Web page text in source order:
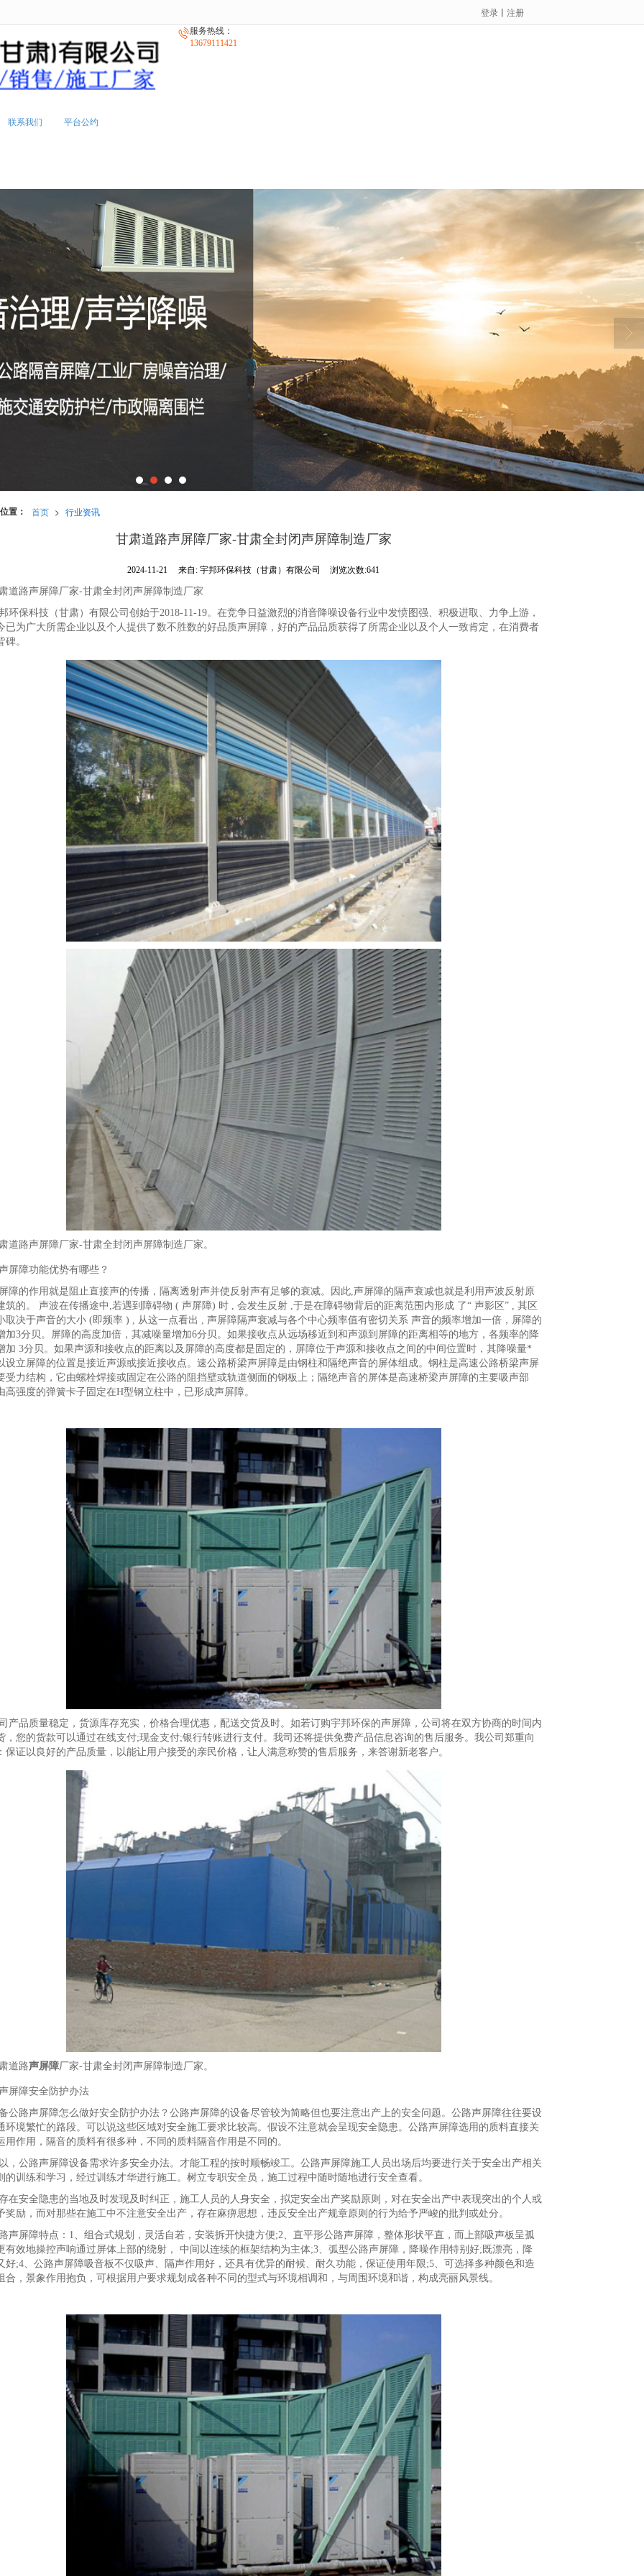
登录 丨 注册
服务热线：
13679111421
联系我们 平台公约
置： 首页 > 行业资讯
甘肃道路声屏障厂家-甘肃全封闭声屏障制造厂家
2024-11-21 来自:宇邦环保科技（甘肃）有限公司 浏览次数:641
道路声屏障厂家-甘肃全封闭声屏障制造厂家
环保科技（甘肃）有限公司创始于2018-11-19。在竞争日益激烈的消音降噪设备行业中发愤图强、积极进取、力争上游，
已为广大所需企业以及个人提供了数不胜数的好品质声屏障，好的产品品质获得了所需企业以及个人一致肯定，在消费者
。
道路声屏障厂家-甘肃全封闭声屏障制造厂家。
屏障功能优势有哪些？
障的作用就是阻止直接声的传播，隔离透射声并使反射声有足够的衰减。因此,声屏障的隔声衰减也就是利用声波反射原
筑的。 声波在传播途中,若遇到障碍物 ( 声屏障) 时 , 会发生反射 ,于是在障碍物背后的距离范围内形成 了“ 声影区” , 其区
取决于声音的大小 (即频率 ) , 从这一点看出 , 声屏障隔声衰减与各个中心频率值有密切关系 声音的频率增加一倍，屏障的
加3分贝。屏障的高度加倍，其减噪量增加6分贝。如果接收点从远场移近到和声源到屏障的距离相等的地方，各频率的降
加 3分贝。如果声源和接收点的距离以及屏障的高度都是固定的，屏障位于声源和接收点之间的中间位置时，其降噪量*
设立屏障的位置是接近声源或接近接收点。速公路桥梁声屏障是由钢柱和隔绝声音的屏体组成。钢柱是高速公路桥梁声屏
受力结构，它由螺栓焊接或固定在公路的阻挡壁或轨道侧面的钢板上；隔绝声音的屏体是高速桥梁声屏障的主要吸声部
高强度的弹簧卡子固定在H型钢立柱中，已形成声屏障。
产品质量稳定，货源库存充实，价格合理优惠，配送交货及时。如若订购宇邦环保的声屏障，公司将在双方协商的时间内
，您的货款可以通过在线支付;现金支付;银行转账进行支付。我司还将提供免费产品信息咨询的售后服务。我公司郑重向
保证以良好的产品质量，以能让用户接受的亲民价格，让人满意称赞的售后服务，来答谢新老客户。
道路声屏障厂家-甘肃全封闭声屏障制造厂家。
屏障安全防护办法
公路声屏障怎么做好安全防护办法？公路声屏障的设备尽管较为简略但也要注意出产上的安全问题。公路声屏障往往要设
环境繁忙的路段。可以说这些区域对安全施工要求比较高。假设不注意就会呈现安全隐患。公路声屏障选用的质料直接关
用作用，隔音的质料有很多种，不同的质料隔音作用是不同的。
，公路声屏障设备需求许多安全办法。才能工程的按时顺畅竣工。公路声屏障施工人员出场后均要进行关于安全出产相关
的训练和学习，经过训练才华进行施工。树立专职安全员，施工过程中随时随地进行安全查看。
在安全隐患的当地及时发现及时纠正，施工人员的人身安全，拟定安全出产奖励原则，对在安全出产中表现突出的个人或
奖励，而对那些在施工中不注意安全出产，存在麻痹思想，违反安全出产规章原则的行为给予严峻的批判或处分。
声屏障特点：1、组合式规划，灵活自若，安装拆开快捷方便;2、直平形公路声屏障，整体形状平直，而上部吸声板呈孤
有效地操控声响通过屏体上部的绕射， 中间以连续的框架结构为主体;3、弧型公路声屏障，降噪作用特别好;既漂亮，降
好;4、公路声屏障吸音板不仅吸声、隔声作用好，还具有优异的耐候、耐久功能，保证使用年限;5、可选择多种颜色和造
合，景象作用抱负，可根据用户要求规划成各种不同的型式与环境相调和，与周围环境和谐，构成亮丽风景线。